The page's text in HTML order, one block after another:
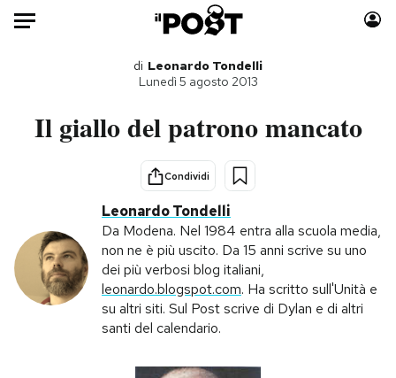
Auto
Italia
Tecnologia
Internet
Scienza
Cultura
Economia
Libri
Storie/Idee
Ok Boomer!
Media
Europa
di Leonardo Tondelli
Lunedì 5 agosto 2013
Il giallo del patrono mancato
Condividi
Leonardo Tondelli
Da Modena. Nel 1984 entra alla scuola media,
non ne è più uscito. Da 15 anni scrive su uno
dei più verbosi blog italiani,
leonardo.blogspot.com. Ha scritto sull'Unità e
su altri siti. Sul Post scrive di Dylan e di altri
santi del calendario.